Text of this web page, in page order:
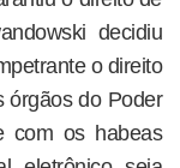
decidiu
o direito
órgãos do Poder
com os habeas